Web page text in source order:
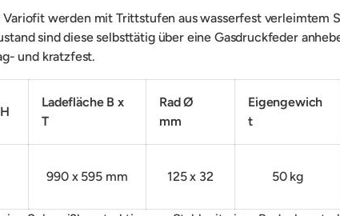
werden mit Trittstufen aus wasserfest verleimtem
sind diese selbsttätig über eine Gasdruckfeder
und kratzfest.
Ladefläche B x
T
Rad Ø
mm
Eigengewich
t
990 x 595 mm 125 x 32 50 kg